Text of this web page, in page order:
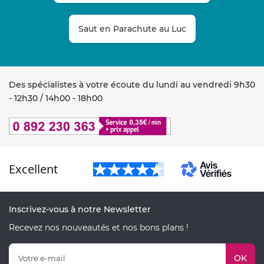
Saut en Parachute au Luc
Des spécialistes à votre écoute du lundi au vendredi 9h30
- 12h30 / 14h00 - 18h00
Excellent
Inscrivez-vous à notre Newsletter
Recevez nos nouveautés et nos bons plans !
OK